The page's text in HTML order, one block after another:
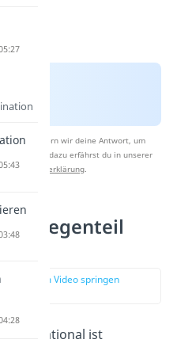
speichern wir deine Antwort, um
Mehr dazu erfährst du in unserer
Datenschutzerklärung.
das Gegenteil
Stelle im Video springen
von rational ist